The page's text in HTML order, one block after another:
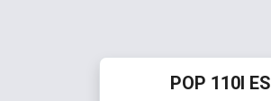
POP 110I ES